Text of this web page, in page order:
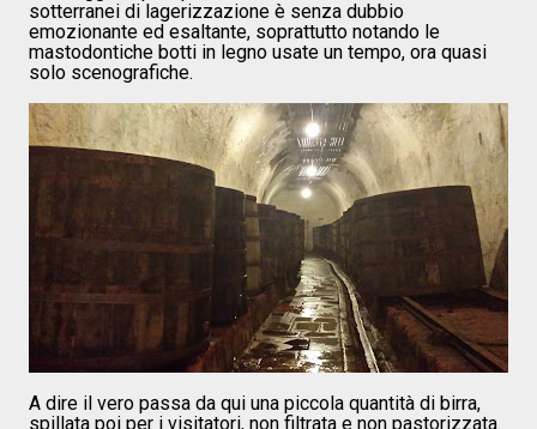
sotterranei di lagerizzazione è senza dubbio
emozionante ed esaltante, soprattutto notando le
mastodontiche botti in legno usate un tempo, ora quasi
solo scenografiche.
A dire il vero passa da qui una piccola quantità di birra,
spillata poi per i visitatori, non filtrata e non pastorizzata.